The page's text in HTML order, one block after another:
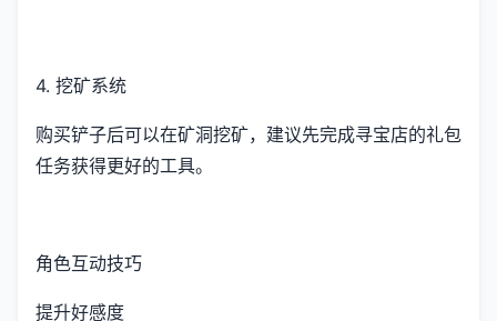
4. 挖矿系统
购买铲子后可以在矿洞挖矿，建议先完成寻宝店的礼包
任务获得更好的工具。
角色互动技巧
提升好感度